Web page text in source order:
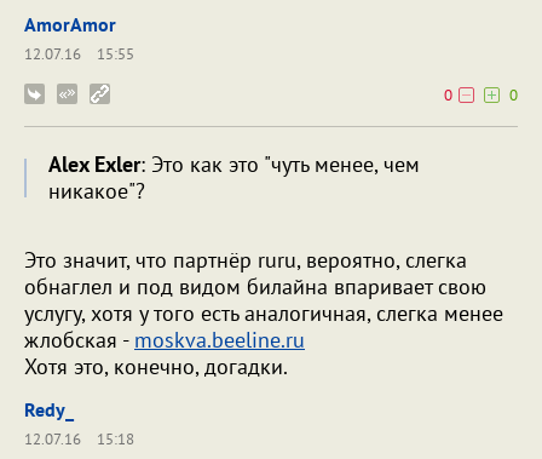
AmorAmor
12.07.16
15:55
0
0
Alex Exler: Это как это "чуть менее, чем
никакое"?
Это значит, что партнёр ruru, вероятно, слегка
обнаглел и под видом билайна впаривает свою
услугу, хотя у того есть аналогичная, слегка менее
жлобская - moskva.beeline.ru
Хотя это, конечно, догадки.
Redy_
12.07.16
15:18